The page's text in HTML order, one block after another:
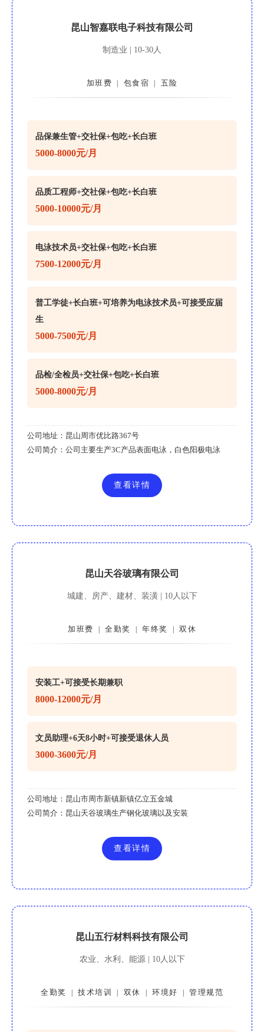
昆山智嘉联电子科技有限公司
制造业 | 10-30人
加班费 | 包食宿 | 五险
品保兼生管+交社保+包吃+长白班
5000-8000元/月
品质工程师+交社保+包吃+长白班
5000-10000元/月
电泳技术员+交社保+包吃+长白班
7500-12000元/月
普工学徒+长白班+可培养为电泳技术员+可接受应届
生
5000-7500元/月
品检/全检员+交社保+包吃+长白班
5000-8000元/月
公司地址： 昆山周市优比路367号
公司简介： 公司主要生产3C产品表面电泳，白色阳极电泳
查看详情
昆山天谷玻璃有限公司
城建、房产、建材、装潢 | 10人以下
加班费 | 全勤奖 | 年终奖 | 双休
安装工+可接受长期兼职
8000-12000元/月
文员助理+6天8小时+可接受退休人员
3000-3600元/月
公司地址： 昆山市周市新镇新镇亿立五金城
公司简介： 昆山天谷玻璃生产钢化玻璃以及安装
查看详情
昆山五行材料科技有限公司
农业、水利、能源 | 10人以下
全勤奖 | 技术培训 | 双休 | 环境好 | 管理规范